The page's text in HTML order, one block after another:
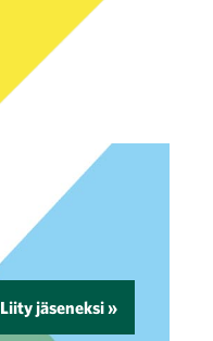
Liity jäseneksi »